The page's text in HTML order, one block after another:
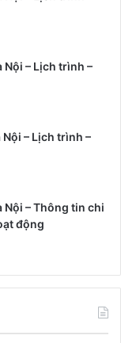
Nội – Lịch trình –
– Lịch trình –
Nội – Thông tin chi
động